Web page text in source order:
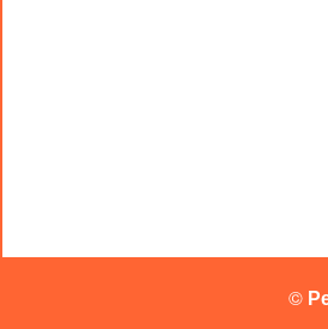
©